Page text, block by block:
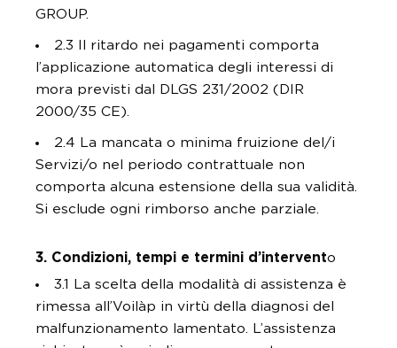
GROUP.
2.3 Il ritardo nei pagamenti comporta
l’applicazione automatica degli interessi di
mora previsti dal DLGS 231/2002 (DIR
2000/35 CE).
2.4 La mancata o minima fruizione del/i
Servizi/o nel periodo contrattuale non
comporta alcuna estensione della sua validità.
Si esclude ogni rimborso anche parziale.
3. Condizioni, tempi e termini d’intervento
3.1 La scelta della modalità di assistenza è
rimessa all’Voilàp in virtù della diagnosi del
malfunzionamento lamentato. L’assistenza